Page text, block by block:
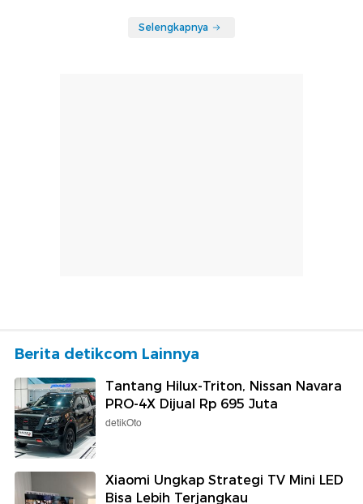
Selengkapnya
Berita detikcom Lainnya
Tantang Hilux-Triton, Nissan Navara
PRO-4X Dijual Rp 695 Juta
detikOto
Xiaomi Ungkap Strategi TV Mini LED
Bisa Lebih Terjangkau